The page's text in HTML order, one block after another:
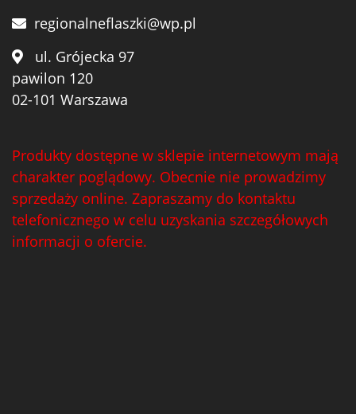
regionalneflaszki@wp.pl
ul. Grójecka 97
pawilon 120
02-101 Warszawa
Produkty dostępne w sklepie internetowym mają
charakter poglądowy. Obecnie nie prowadzimy
sprzedaży online. Zapraszamy do kontaktu
telefonicznego w celu uzyskania szczegółowych
informacji o ofercie.